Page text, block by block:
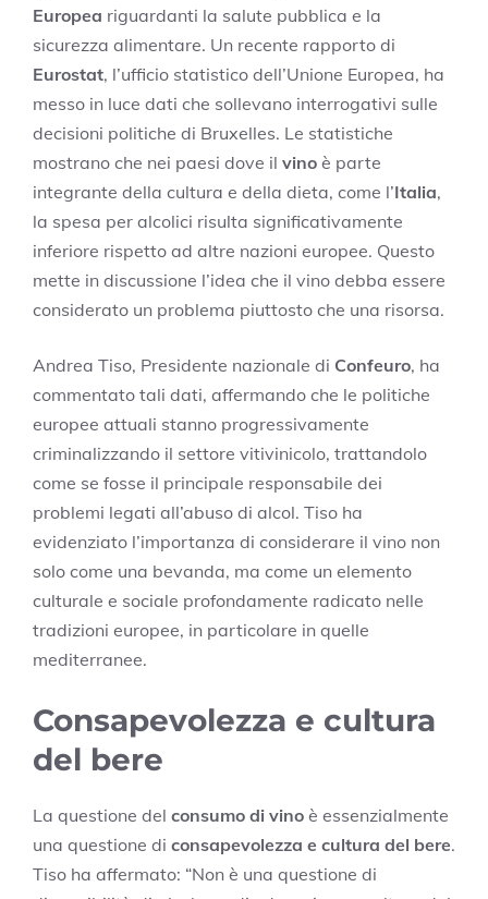
Europea riguardanti la salute pubblica e la
sicurezza alimentare. Un recente rapporto di
Eurostat, l’ufficio statistico dell’Unione Europea, ha
messo in luce dati che sollevano interrogativi sulle
decisioni politiche di Bruxelles. Le statistiche
mostrano che nei paesi dove il vino è parte
integrante della cultura e della dieta, come l’Italia,
la spesa per alcolici risulta significativamente
inferiore rispetto ad altre nazioni europee. Questo
mette in discussione l’idea che il vino debba essere
considerato un problema piuttosto che una risorsa.
Andrea Tiso, Presidente nazionale di Confeuro, ha
commentato tali dati, affermando che le politiche
europee attuali stanno progressivamente
criminalizzando il settore vitivinicolo, trattandolo
come se fosse il principale responsabile dei
problemi legati all’abuso di alcol. Tiso ha
evidenziato l’importanza di considerare il vino non
solo come una bevanda, ma come un elemento
culturale e sociale profondamente radicato nelle
tradizioni europee, in particolare in quelle
mediterranee.
Consapevolezza e cultura
del bere
La questione del consumo di vino è essenzialmente
una questione di consapevolezza e cultura del bere.
Tiso ha affermato: “Non è una questione di